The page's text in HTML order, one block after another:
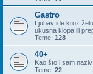
Gastro
Ljubav ide kroz
ukusna klopa ili
Teme: 128
40+
Kao što i sam
Teme: 22